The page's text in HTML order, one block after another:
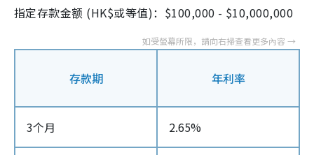
指定存款金额 (HK$或等值)：$100,000 - $10,000,000
存款期 年利率
3个月 2.65%